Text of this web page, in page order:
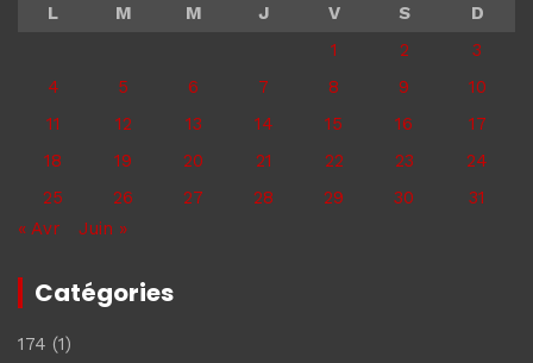
L
M M J V S
D
1
2
3
4
5 6 7 8 9
10
11
12 13 14 15 16
17
18
19 20 21 22 23
24
25
26 27 28 29 30
31
« Avr
Juin »
Catégories
174 (1)